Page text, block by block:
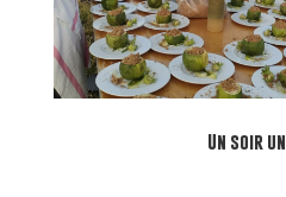
Un soir